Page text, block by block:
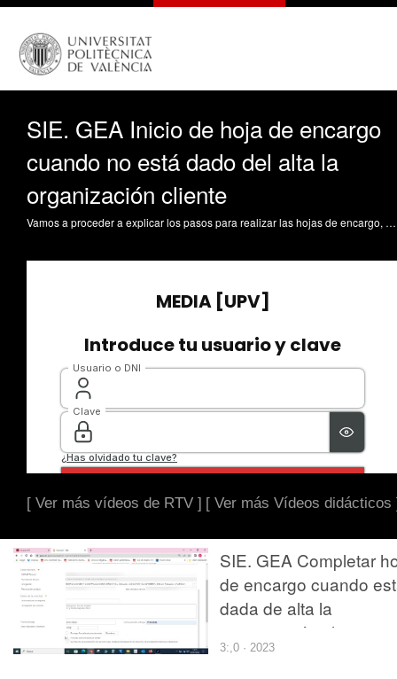
SIE. GEA Inicio de hoja de encargo
cuando no está dado del alta la
organización cliente
Vamos a proceder a explicar los pasos para realizar las hojas de encargo, notas de entrega para emisión de facturas de prestación de servicios de menos de 15.000 euros. Primero, vamos a GEA, Portal de Gestión Económica. Segundo paso, tendremos que realizar una solicitud. Acto seguido, el primer paso sería la solicitud del encargo. Tenemos que seleccionar una oficina gestora a la cual va vinculado el servicio. En este caso es la de la Vicerrectora de Empleo y Formación Permanente. Dentro de esta oficina gestora, vamos a ver de qué clave específica se va a hacer cargo de la misma. En este caso, estamos dentro del programa Foro de Empleo 2023. Comencemos a cumplimentar los datos. Primero que todo, insertamos el NIF, es decir, el nombre del tercero. Yo ya lo he copiado y lo voy a pegar. Y vemos que no hay ninguna coincidencia en la base de datos. Por este motivo, tenemos que solicitar al SGI, tal y como pone esta pantalla, que nos dé de alta al tercero.
[ Ver más vídeos de RTV ] [ Ver más Vídeos didácticos
SIE. GEA Completar
de encargo cuando
dada de alta la
organización cliente
3:,0 · 2023